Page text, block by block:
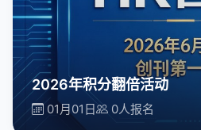
2026年积分翻倍活动
01月01日 0人报名